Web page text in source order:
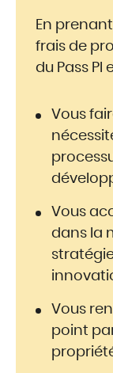
En
frais de
du Pass PI
Vous
Vous
dans la
Vous
point